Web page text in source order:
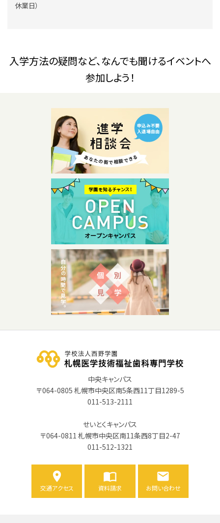
休業日）
入学方法の疑問など、なんでも聞けるイベントへ
参加しよう！
中央キャンパス
〒064-0805 札幌市中央区南5条西11丁目1289-5
011-513-2111
せいとくキャンパス
〒064-0811 札幌市中央区南11条西8丁目2-47
011-512-1321
交通アクセス 資料請求 お問い合わせ